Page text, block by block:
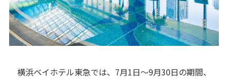
横浜ベイホテル東急では、7月1日～9月30日の期間、